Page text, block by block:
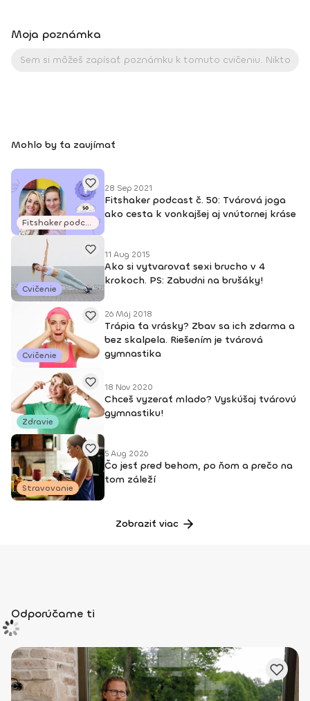
kurzov pre klientky a budúce lektorky organizujem workshopy
tvárovú jogu na wellness pobytoch na Slovensku aj v
Moja poznámka
Mohlo by ťa zaujímať
Fitshaker podcasty
28 Sep 2021
Fitshaker podcast č. 50: Tvárová joga
ako cesta k vonkajšej aj vnútornej kráse
Cvičenie
11 Aug 2015
Ako si vytvarovať sexi brucho v 4
krokoch. PS: Zabudni na brušáky!
Cvičenie
26 Máj 2018
Trápia ťa vrásky? Zbav sa ich zdarma a
bez skalpela. Riešením je tvárová
gymnastika
Zdravie
18 Nov 2020
Chceš vyzerať mlado? Vyskúšaj tvárovú
gymnastiku!
Stravovanie
5 Aug 2026
Čo jesť pred behom, po ňom a prečo na
tom záleží
Zobraziť viac
Odporúčame ti